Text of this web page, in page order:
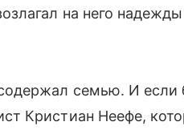
на него
семью. И если
Кристиан Неефе,